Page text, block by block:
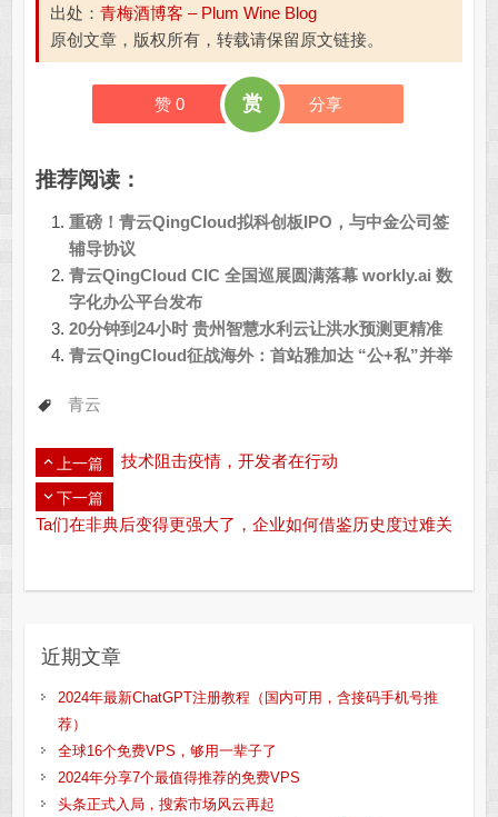
出处： 青梅酒博客 – Plum Wine Blog
原创文章，版权所有，转载请保留原文链接。
赞 0 赏 分享
推荐阅读：
重磅！青云QingCloud拟科创板IPO，与中金公司签
辅导协议
青云QingCloud CIC 全国巡展圆满落幕 workly.ai 数
字化办公平台发布
20分钟到24小时 贵州智慧水利云让洪水预测更精准
青云QingCloud征战海外：首站雅加达 “公+私”并举
青云
上一篇 技术阻击疫情，开发者在行动
下一篇
Ta们在非典后变得更强大了，企业如何借鉴历史度过难关
近期文章
2024年最新ChatGPT注册教程（国内可用，含接码手机号推
荐）
全球16个免费VPS，够用一辈子了
2024年分享7个最值得推荐的免费VPS
头条正式入局，搜索市场风云再起